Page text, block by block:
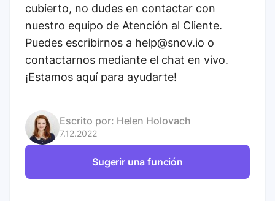
cubierto, no dudes en contactar con
nuestro equipo de Atención al Cliente.
Puedes escribirnos a help@snov.io o
contactarnos mediante el chat en vivo.
¡Estamos aquí para ayudarte!
Escrito por: Helen Holovach
7.12.2022
Sugerir una función